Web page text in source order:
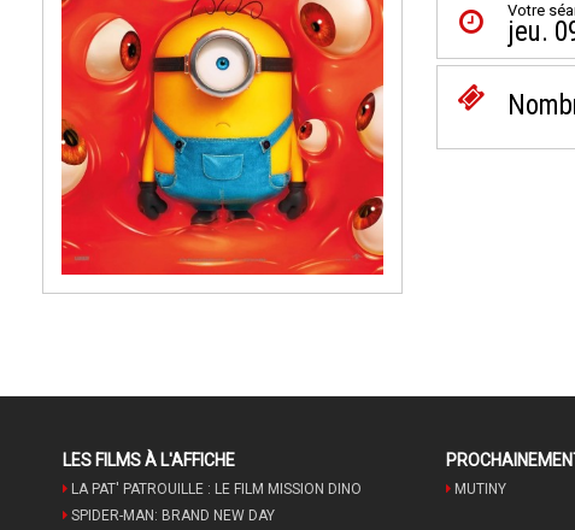
Votre
jeu.
LES FILMS À L'AFFICHE
LA PAT' PATROUILLE : LE FILM MISSION DINO
SPIDER-MAN: BRAND NEW DAY
MUTINY